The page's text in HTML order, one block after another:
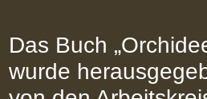
Das Buch
wurde